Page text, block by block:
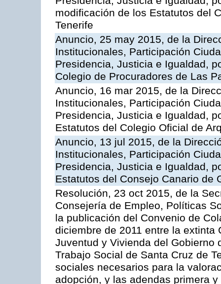
modificación de los Estatutos del
Tenerife
Anuncio, 25 may 2015, de la
Institucionales, Participación
Presidencia, Justicia e Igualdad,
Colegio de Procuradores de Las
Anuncio, 16 mar 2015, de la
Institucionales, Participación
Presidencia, Justicia e Igualdad,
Estatutos del Colegio Oficial de
Anuncio, 13 jul 2015, de la
Institucionales, Participación
Presidencia, Justicia e Igualdad,
Estatutos del Consejo Canario de
Resolución, 23 oct 2015, de la
Consejería de Empleo, Políticas
la publicación del Convenio de
diciembre de 2011 entre la
Juventud y Vivienda del Gobierno
Trabajo Social de Santa Cruz de
sociales necesarios para la
adopción, y las adendas primera